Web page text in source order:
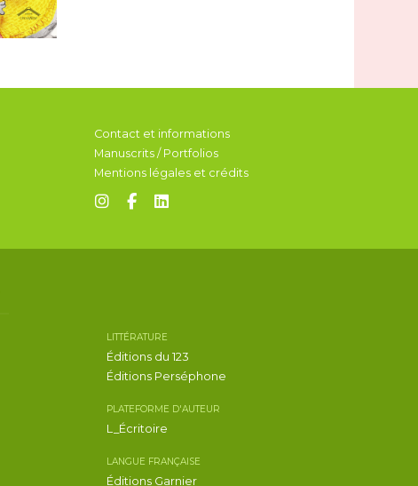
Contact et informations
Manuscrits / Portfolios
Mentions légales et crédits
LITTÉRATURE
Éditions du 123
Éditions Perséphone
PLATEFORME D'AUTEUR
L_Écritoire
LANGUE FRANÇAISE
Éditions Garnier